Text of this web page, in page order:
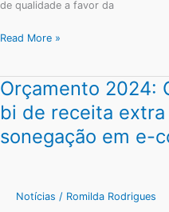
de qualidade a favor da
a
da
no
Carf
Read More »
Orçamento 2024:
bi de receita
sonegação em e-
Notícias / Romilda Rodrigues
Orçamento
2024:
Governo
prevê